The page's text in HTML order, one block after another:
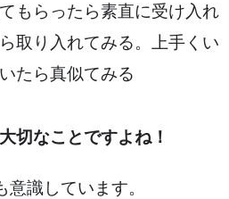
もらったら素直に受け入れ
取り入れてみる。上手くい
たら真似てみる
切なことですよね！
意識しています。